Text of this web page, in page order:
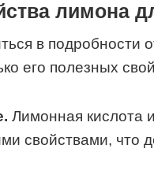
лимона
в подробности
его полезных
Лимонная кислота
свойствами, что